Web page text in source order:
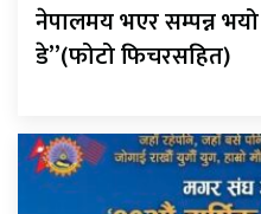
नेपालमय भएर सम्पन्न
डे”(फोटो फिचरसहित)